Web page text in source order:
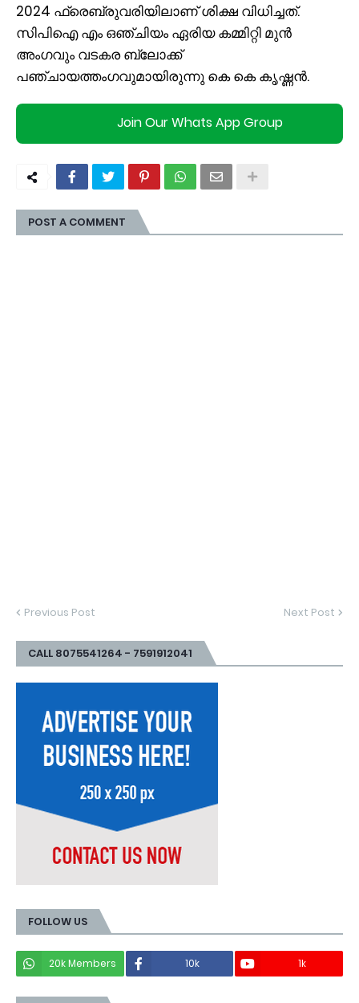
2024 ഫ്രെബ്രുവരിയിലാണ് ശിക്ഷ വിധിച്ചത്.
സിപിഐ എം ഒഞ്ചിയം ഏരിയ കമ്മിറ്റി മുൻ
അംഗവും വടകര ബ്ലോക്ക്
പഞ്ചായത്തംഗവുമായിരുന്നു കെ കെ കൃഷ്ണൻ.
Join Our Whats App Group
POST A COMMENT
Previous Post Next Post
CALL 8075541264 - 7591912041
FOLLOW US
20k Members 10k 1k